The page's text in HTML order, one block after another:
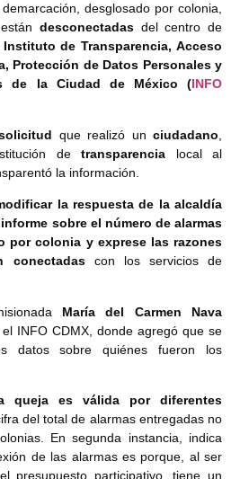
desglosado por colonia,
desconectadasdel centro de
Instituto de Transparencia, Acceso
Protección de Datos Personales y
de la Ciudad de México (INFO
que realizó unciudadano
de transparencia local al
la información.
la respuesta de la alcaldía
sobre el número de alarmas
por colonia y exprese las razones
conectadascon los servicios de
María del Carmen Nava
INFO CDMX, donde agregó que se
datos sobre quiénes fueron los
queja es válida por diferentes
del total de alarmas entregadas no
En segunda instancia, indica
de las alarmas es porque, al ser
presupuesto participativo, tiene un